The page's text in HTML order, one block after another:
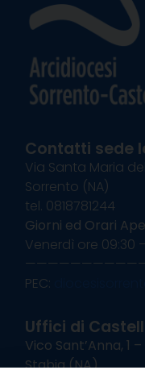
Contatti sede
Via Santa Maria
Sorrento (NA)
tel. 0818781244
Giorni ed Orari
Venerdì ore 09:30 –
PEC:
Uffici di
Vico Sant’Anna, 1
Stabia (NA)